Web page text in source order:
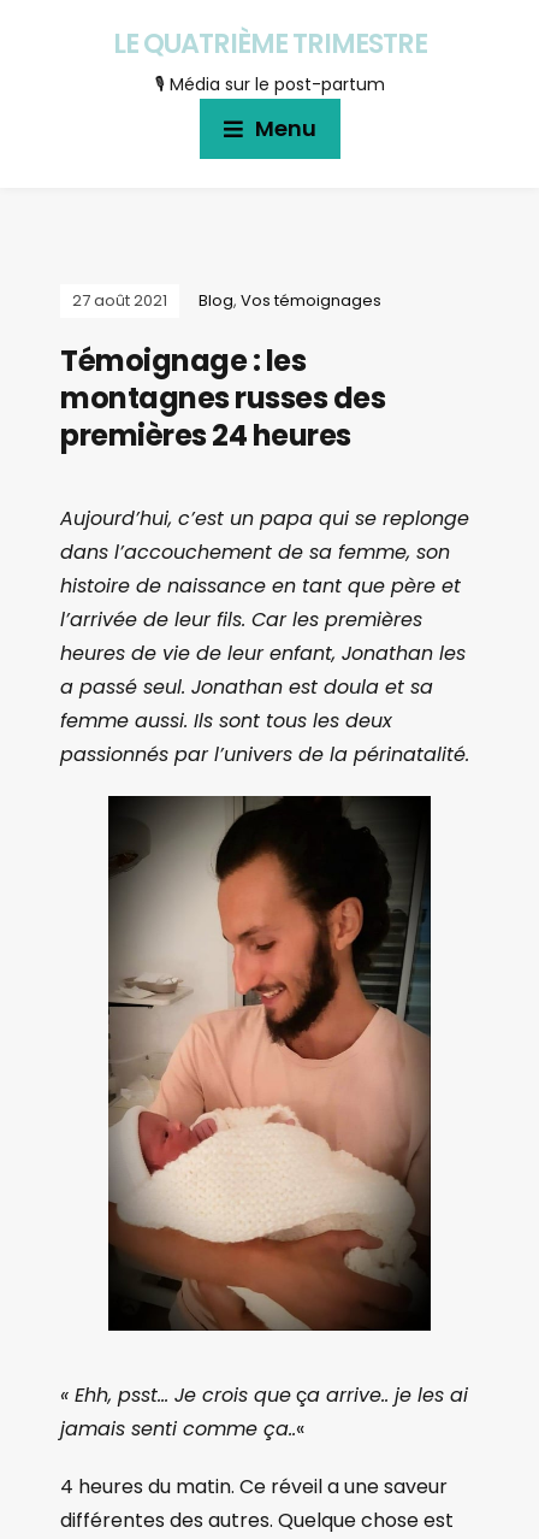
LE QUATRIÈME TRIMESTRE
🎙 Média sur le post-partum
Menu
27 août 2021 Blog, Vos témoignages
Témoignage : les
montagnes russes des
premières 24 heures
Aujourd’hui, c’est un papa qui se replonge
dans l’accouchement de sa femme, son
histoire de naissance en tant que père et
l’arrivée de leur fils. Car les premières
heures de vie de leur enfant, Jonathan les
a passé seul. Jonathan est doula et sa
femme aussi. Ils sont tous les deux
passionnés par l’univers de la périnatalité.
« Ehh, psst… Je crois queça arrive.. je les ai
jamais senti comme ça..«
4 heures du matin. Ce réveil a une saveur
différentes des autres. Quelque chose est